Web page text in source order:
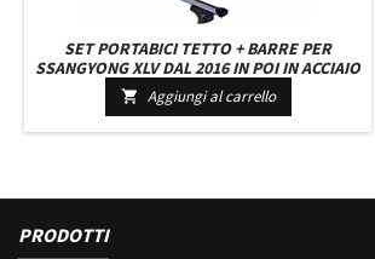
SET PORTABICI TETTO + BARRE PER
SSANGYONG XLV DAL 2016 IN POI IN ACCIAIO
ROBUSTO SET BARRE DA 127 CM
C/SERRATURA + KIT ATTACCHI
 Aggiungi al carrello
PRODOTTI